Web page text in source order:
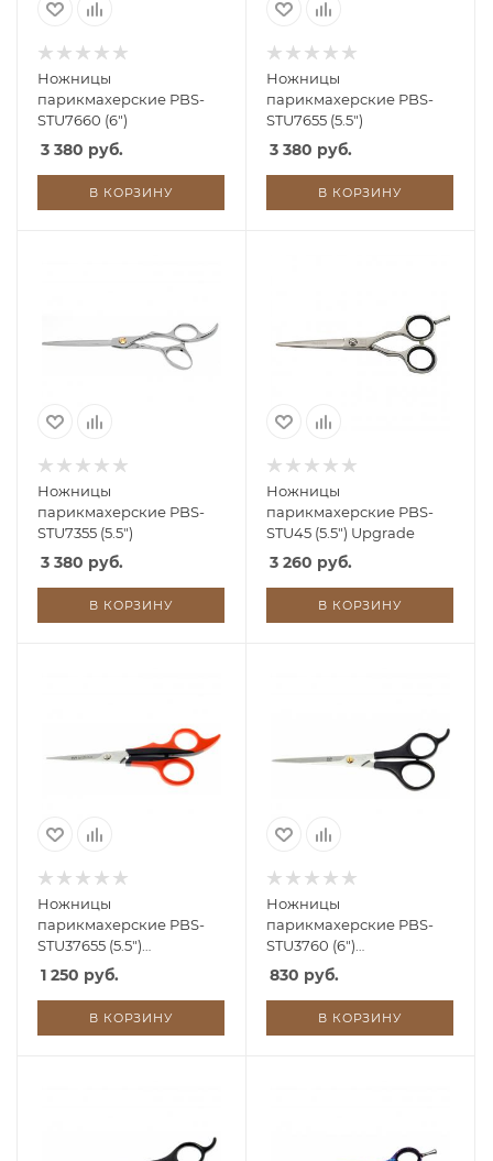
Ножницы
парикмахерские PBS-
STU7660 (6")
3 380 руб.
В КОРЗИНУ
Ножницы
парикмахерские PBS-
STU7655 (5.5")
3 380 руб.
В КОРЗИНУ
Ножницы
парикмахерские PBS-
STU7355 (5.5")
3 380 руб.
В КОРЗИНУ
Ножницы
парикмахерские PBS-
STU45 (5.5") Upgrade
3 260 руб.
В КОРЗИНУ
Ножницы
парикмахерские PBS-
STU37655 (5.5")
(нержавеющая сталь
1 250 руб.
В КОРЗИНУ
Ножницы
парикмахерские PBS-
STU3760 (6")
(нержавеющая сталь
830 руб.
В КОРЗИНУ